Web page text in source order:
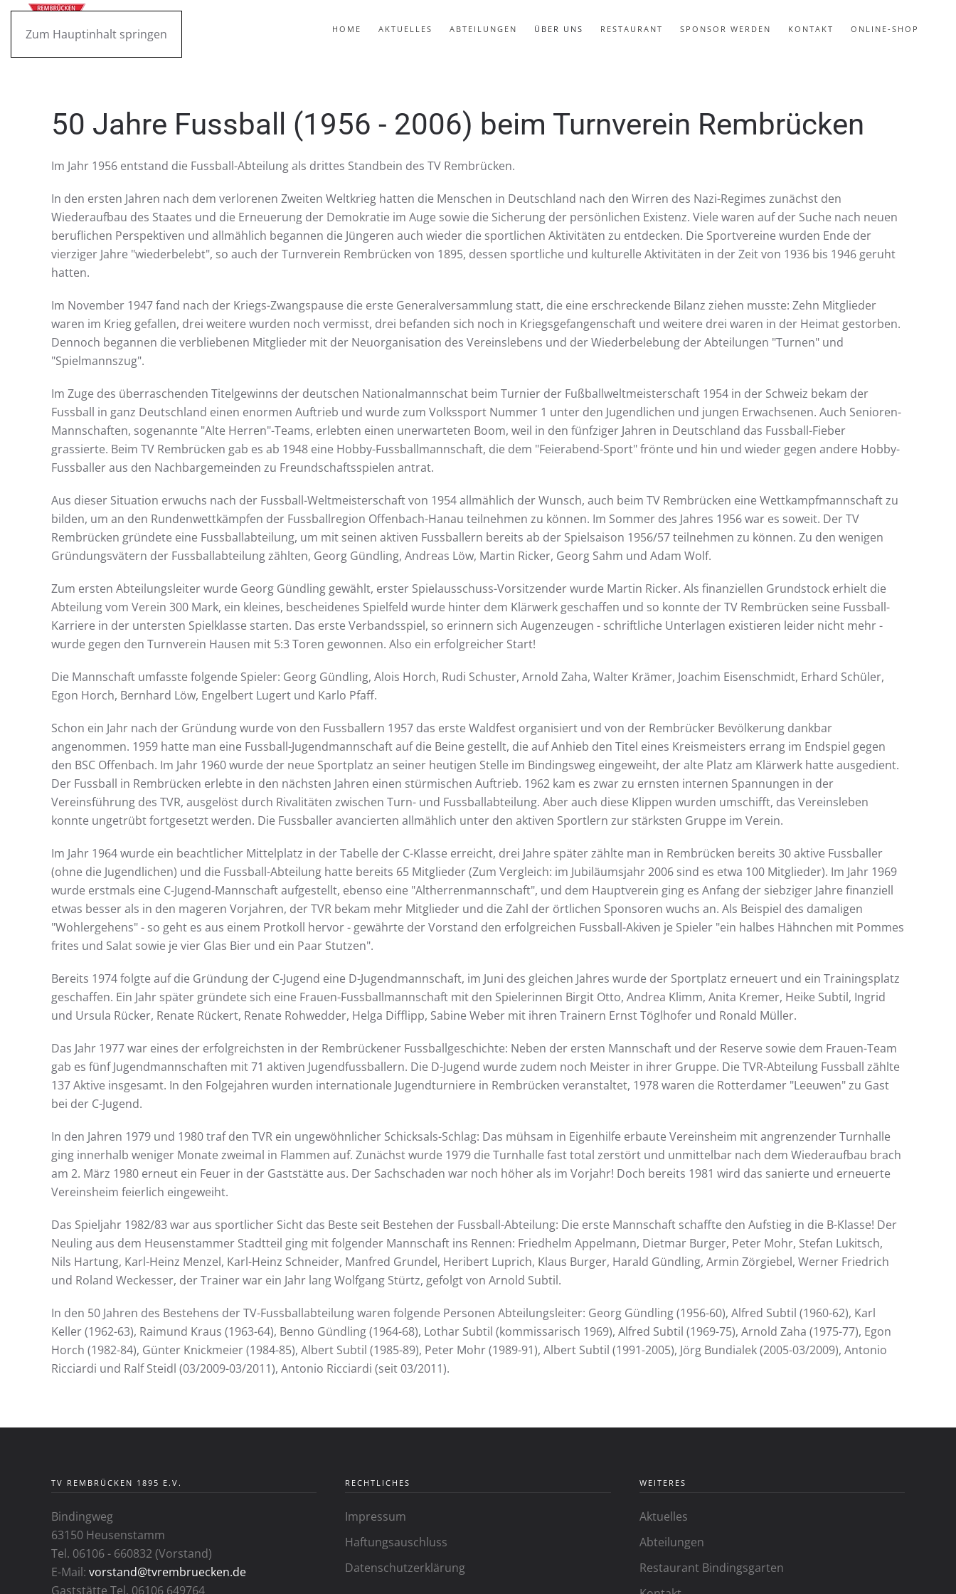
Zum Hauptinhalt springen HOME AKTUELLES ABTEILUNGEN ÜBER UNS RESTAURANT SPONSOR WERDEN KONTAKT ONLINE-SHOP
50 Jahre Fussball (1956 - 2006) beim Turnverein Rembrücken
Im Jahr 1956 entstand die Fussball-Abteilung als drittes Standbein des TV Rembrücken.
In den ersten Jahren nach dem verlorenen Zweiten Weltkrieg hatten die Menschen in Deutschland nach den Wirren des Nazi-Regimes zunächst den
Wiederaufbau des Staates und die Erneuerung der Demokratie im Auge sowie die Sicherung der persönlichen Existenz. Viele waren auf der Suche nach neuen
beruflichen Perspektiven und allmählich begannen die Jüngeren auch wieder die sportlichen Aktivitäten zu entdecken. Die Sportvereine wurden Ende der
vierziger Jahre "wiederbelebt", so auch der Turnverein Rembrücken von 1895, dessen sportliche und kulturelle Aktivitäten in der Zeit von 1936 bis 1946 geruht
hatten.
Im November 1947 fand nach der Kriegs-Zwangspause die erste Generalversammlung statt, die eine erschreckende Bilanz ziehen musste: Zehn Mitglieder
waren im Krieg gefallen, drei weitere wurden noch vermisst, drei befanden sich noch in Kriegsgefangenschaft und weitere drei waren in der Heimat gestorben.
Dennoch begannen die verbliebenen Mitglieder mit der Neuorganisation des Vereinslebens und der Wiederbelebung der Abteilungen "Turnen" und
"Spielmannszug".
Im Zuge des überraschenden Titelgewinns der deutschen Nationalmannschat beim Turnier der Fußballweltmeisterschaft 1954 in der Schweiz bekam der
Fussball in ganz Deutschland einen enormen Auftrieb und wurde zum Volkssport Nummer 1 unter den Jugendlichen und jungen Erwachsenen. Auch Senioren-
Mannschaften, sogenannte "Alte Herren"-Teams, erlebten einen unerwarteten Boom, weil in den fünfziger Jahren in Deutschland das Fussball-Fieber
grassierte. Beim TV Rembrücken gab es ab 1948 eine Hobby-Fussballmannschaft, die dem "Feierabend-Sport" frönte und hin und wieder gegen andere Hobby-
Fussballer aus den Nachbargemeinden zu Freundschaftsspielen antrat.
Aus dieser Situation erwuchs nach der Fussball-Weltmeisterschaft von 1954 allmählich der Wunsch, auch beim TV Rembrücken eine Wettkampfmannschaft zu
bilden, um an den Rundenwettkämpfen der Fussballregion Offenbach-Hanau teilnehmen zu können. Im Sommer des Jahres 1956 war es soweit. Der TV
Rembrücken gründete eine Fussballabteilung, um mit seinen aktiven Fussballern bereits ab der Spielsaison 1956/57 teilnehmen zu können. Zu den wenigen
Gründungsvätern der Fussballabteilung zählten, Georg Gündling, Andreas Löw, Martin Ricker, Georg Sahm und Adam Wolf.
Zum ersten Abteilungsleiter wurde Georg Gündling gewählt, erster Spielausschuss-Vorsitzender wurde Martin Ricker. Als finanziellen Grundstock erhielt die
Abteilung vom Verein 300 Mark, ein kleines, bescheidenes Spielfeld wurde hinter dem Klärwerk geschaffen und so konnte der TV Rembrücken seine Fussball-
Karriere in der untersten Spielklasse starten. Das erste Verbandsspiel, so erinnern sich Augenzeugen - schriftliche Unterlagen existieren leider nicht mehr -
wurde gegen den Turnverein Hausen mit 5:3 Toren gewonnen. Also ein erfolgreicher Start!
Die Mannschaft umfasste folgende Spieler: Georg Gündling, Alois Horch, Rudi Schuster, Arnold Zaha, Walter Krämer, Joachim Eisenschmidt, Erhard Schüler,
Egon Horch, Bernhard Löw, Engelbert Lugert und Karlo Pfaff.
Schon ein Jahr nach der Gründung wurde von den Fussballern 1957 das erste Waldfest organisiert und von der Rembrücker Bevölkerung dankbar
angenommen. 1959 hatte man eine Fussball-Jugendmannschaft auf die Beine gestellt, die auf Anhieb den Titel eines Kreismeisters errang im Endspiel gegen
den BSC Offenbach. Im Jahr 1960 wurde der neue Sportplatz an seiner heutigen Stelle im Bindingsweg eingeweiht, der alte Platz am Klärwerk hatte ausgedient.
Der Fussball in Rembrücken erlebte in den nächsten Jahren einen stürmischen Auftrieb. 1962 kam es zwar zu ernsten internen Spannungen in der
Vereinsführung des TVR, ausgelöst durch Rivalitäten zwischen Turn- und Fussballabteilung. Aber auch diese Klippen wurden umschifft, das Vereinsleben
konnte ungetrübt fortgesetzt werden. Die Fussballer avancierten allmählich unter den aktiven Sportlern zur stärksten Gruppe im Verein.
Im Jahr 1964 wurde ein beachtlicher Mittelplatz in der Tabelle der C-Klasse erreicht, drei Jahre später zählte man in Rembrücken bereits 30 aktive Fussballer
(ohne die Jugendlichen) und die Fussball-Abteilung hatte bereits 65 Mitglieder (Zum Vergleich: im Jubiläumsjahr 2006 sind es etwa 100 Mitglieder). Im Jahr 1969
wurde erstmals eine C-Jugend-Mannschaft aufgestellt, ebenso eine "Altherrenmannschaft", und dem Hauptverein ging es Anfang der siebziger Jahre finanziell
etwas besser als in den mageren Vorjahren, der TVR bekam mehr Mitglieder und die Zahl der örtlichen Sponsoren wuchs an. Als Beispiel des damaligen
"Wohlergehens" - so geht es aus einem Protkoll hervor - gewährte der Vorstand den erfolgreichen Fussball-Akiven je Spieler "ein halbes Hähnchen mit Pommes
frites und Salat sowie je vier Glas Bier und ein Paar Stutzen".
Bereits 1974 folgte auf die Gründung der C-Jugend eine D-Jugendmannschaft, im Juni des gleichen Jahres wurde der Sportplatz erneuert und ein Trainingsplatz
geschaffen. Ein Jahr später gründete sich eine Frauen-Fussballmannschaft mit den Spielerinnen Birgit Otto, Andrea Klimm, Anita Kremer, Heike Subtil, Ingrid
und Ursula Rücker, Renate Rückert, Renate Rohwedder, Helga Difflipp, Sabine Weber mit ihren Trainern Ernst Töglhofer und Ronald Müller.
Das Jahr 1977 war eines der erfolgreichsten in der Rembrückener Fussballgeschichte: Neben der ersten Mannschaft und der Reserve sowie dem Frauen-Team
gab es fünf Jugendmannschaften mit 71 aktiven Jugendfussballern. Die D-Jugend wurde zudem noch Meister in ihrer Gruppe. Die TVR-Abteilung Fussball zählte
137 Aktive insgesamt. In den Folgejahren wurden internationale Jugendturniere in Rembrücken veranstaltet, 1978 waren die Rotterdamer "Leeuwen" zu Gast
bei der C-Jugend.
In den Jahren 1979 und 1980 traf den TVR ein ungewöhnlicher Schicksals-Schlag: Das mühsam in Eigenhilfe erbaute Vereinsheim mit angrenzender Turnhalle
ging innerhalb weniger Monate zweimal in Flammen auf. Zunächst wurde 1979 die Turnhalle fast total zerstört und unmittelbar nach dem Wiederaufbau brach
am 2. März 1980 erneut ein Feuer in der Gaststätte aus. Der Sachschaden war noch höher als im Vorjahr! Doch bereits 1981 wird das sanierte und erneuerte
Vereinsheim feierlich eingeweiht.
Das Spieljahr 1982/83 war aus sportlicher Sicht das Beste seit Bestehen der Fussball-Abteilung: Die erste Mannschaft schaffte den Aufstieg in die B-Klasse! Der
Neuling aus dem Heusenstammer Stadtteil ging mit folgender Mannschaft ins Rennen: Friedhelm Appelmann, Dietmar Burger, Peter Mohr, Stefan Lukitsch,
Nils Hartung, Karl-Heinz Menzel, Karl-Heinz Schneider, Manfred Grundel, Heribert Luprich, Klaus Burger, Harald Gündling, Armin Zörgiebel, Werner Friedrich
und Roland Weckesser, der Trainer war ein Jahr lang Wolfgang Stürtz, gefolgt von Arnold Subtil.
In den 50 Jahren des Bestehens der TV-Fussballabteilung waren folgende Personen Abteilungsleiter: Georg Gündling (1956-60), Alfred Subtil (1960-62), Karl
Keller (1962-63), Raimund Kraus (1963-64), Benno Gündling (1964-68), Lothar Subtil (kommissarisch 1969), Alfred Subtil (1969-75), Arnold Zaha (1975-77), Egon
Horch (1982-84), Günter Knickmeier (1984-85), Albert Subtil (1985-89), Peter Mohr (1989-91), Albert Subtil (1991-2005), Jörg Bundialek (2005-03/2009), Antonio
Ricciardi und Ralf Steidl (03/2009-03/2011), Antonio Ricciardi (seit 03/2011).
TV REMBRÜCKEN 1895 E.V.
Bindingweg
63150 Heusenstamm
Tel. 06106 - 660832 (Vorstand)
E-Mail: vorstand@tvrembruecken.de
Gaststätte Tel. 06106 649764
RECHTLICHES
Impressum
Haftungsauschluss
Datenschutzerklärung
WEITERES
Aktuelles
Abteilungen
Restaurant Bindingsgarten